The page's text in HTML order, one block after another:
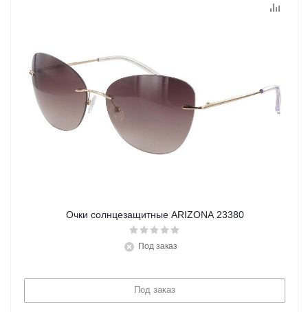
Очки солнцезащитные ARIZONA 23380
Под заказ
Под заказ